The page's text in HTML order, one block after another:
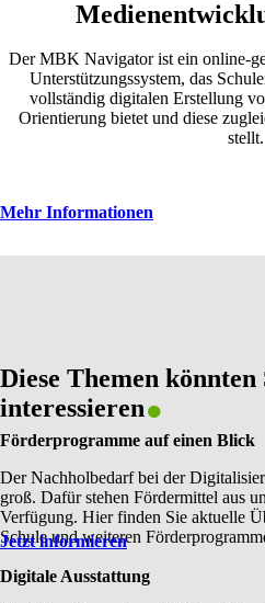
Der MBK Navigator ist ein online-
Unterstützungssystem, das
vollständig digitalen Erstellung
Orientierung bietet und diese
stellt.
Mehr Informationen
Diese Themen könnten
interessieren.
Förderprogramme auf einen Blick
Der Nachholbedarf bei der
groß. Dafür stehen Fördermittel aus
Verfügung. Hier finden Sie aktuelle
Schule und weiteren
Jetzt informieren
Digitale Ausstattung